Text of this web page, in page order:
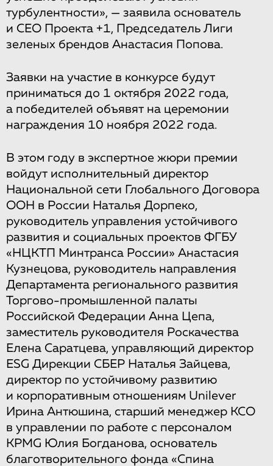
турбулентности», — заявила основатель
и CEO Проекта +1, Председатель Лиги
зеленых брендов Анастасия Попова.
Заявки на участие в конкурсе будут
приниматься до 1 октября 2022 года,
а победителей объявят на церемонии
награждения 10 ноября 2022 года.
В этом году в экспертное жюри премии
войдут исполнительный директор
Национальной сети Глобального Договора
ООН в России Наталья Дорпеко,
руководитель управления устойчивого
развития и социальных проектов ФГБУ
«НЦКТП Минтранса России» Анастасия
Кузнецова, руководитель направления
Департамента регионального развития
Торгово-промышленной палаты
Российской Федерации Анна Цепа,
заместитель руководителя Роскачества
Елена Саратцева, управляющий директор
ESG Дирекции СБЕР Наталья Зайцева,
директор по устойчивому развитию
и корпоративным отношениям Unilever
Ирина Антюшина, старший менеджер КСО
в управлении по работе с персоналом
KPMG Юлия Богданова, основатель
благотворительного фонда «Спина